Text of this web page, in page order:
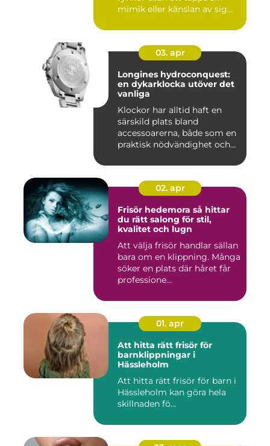
mimik eller känslan av sig
03. apr
Longines hydroconquest:
en dykarklocka utöver det
vanliga
Klockor har alltid haft en
särskild plats bland
accessoarerna, både som en
praktisk nödvändighet och...
02. apr
Frisör hedemora så hittar
du rätt salong för stil,
kvalitet och lugn
Att välja frisör handlar sällan
bara om en klippning. Många
söker en plats där håret får
professione...
01. apr
Att hitta rätt frisör för
barnklippningar i
Hässleholm
Att hitta rätt frisör för barn i
Hässleholm kan göra hela
skillnaden fö...